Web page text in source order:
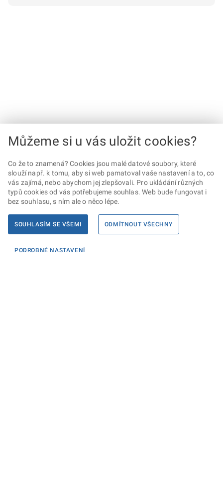
Můžeme si u vás uložit cookies?
Co že to znamená? Cookies jsou malé datové soubory, které
slouží např. k tomu, aby si web pamatoval vaše nastavení a to, co
vás zajímá, nebo abychom jej zlepšovali. Pro ukládání různých
typů cookies od vás potřebujeme souhlas. Web bude fungovat i
bez souhlasu, s ním ale o něco lépe.
SOUHLASÍM SE VŠEMI ODMÍTNOUT VŠECHNY
PODROBNÉ NASTAVENÍ